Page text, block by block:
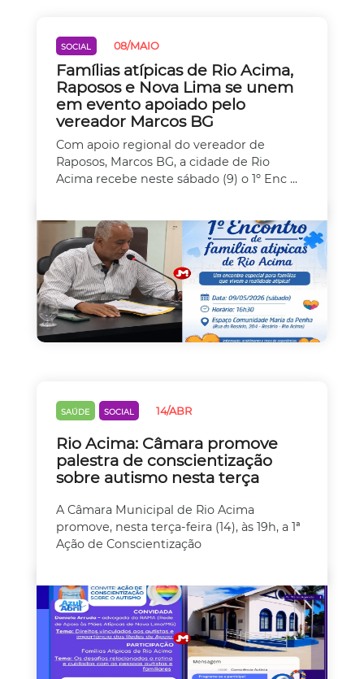
SOCIAL 08/MAIO
Famílias atípicas de Rio Acima,
Raposos e Nova Lima se unem
em evento apoiado pelo
vereador Marcos BG
Com apoio regional do vereador de
Raposos, Marcos BG, a cidade de Rio
Acima recebe neste sábado (9) o 1º Enc ...
SAÚDE SOCIAL 14/ABR
Rio Acima: Câmara promove
palestra de conscientização
sobre autismo nesta terça
A Câmara Municipal de Rio Acima
promove, nesta terça-feira (14), às 19h, a 1ª
Ação de Conscientização